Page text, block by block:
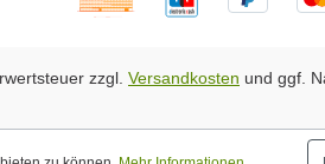
zzgl. Versandkosten und ggf.